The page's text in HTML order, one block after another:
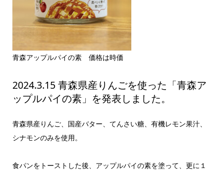
青森アップルパイの素 価格は時価
2024.3.15 青森県産りんごを使った「青森ア
ップルパイの素」を発表しました。
青森県産りんご、国産バター、てんさい糖、有機レモン果汁、
シナモンのみを使用。
食パンをトーストした後、アップルパイの素を塗って、更に１